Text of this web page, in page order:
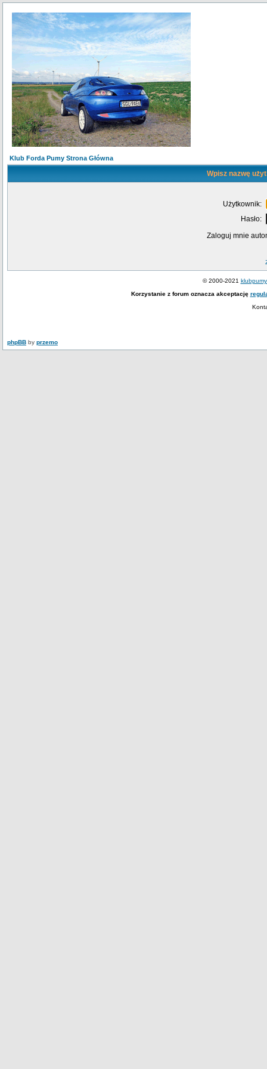
Klub Forda Pumy Strona Główna
Wpisz nazwę
Użytkownik:
Hasło:
Zaloguj mnie
© 2000-2021
Korzystanie z forum oznacza akceptację
phpBB by przemo